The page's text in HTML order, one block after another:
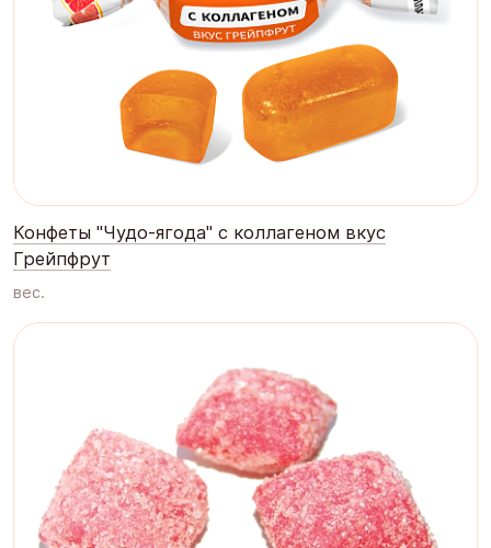
Конфеты "Чудо-ягода" с коллагеном вкус
Грейпфрут
вес.